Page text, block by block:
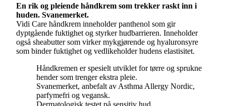
En rik og pleiende håndkrem som trekker raskt inn i
huden. Svanemerket.
Vidi Care håndkrem inneholder panthenol som gir
dyptgående fuktighet og styrker hudbarrieren. Inneholder
også sheabutter som virker mykgjørende og hyaluronsyre
som binder fuktighet og vedlikeholder hudens elastisitet.
Håndkremen er spesielt utviklet for tørre og sprukne
hender som trenger ekstra pleie.
Svanemerket, anbefalt av Asthma Allergy Nordic,
parfymefri og vegansk.
Dermatologisk testet på sensitiv hud.